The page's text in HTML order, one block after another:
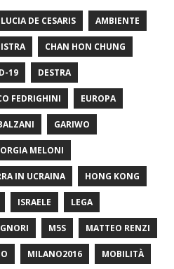
DE CESARIS AMBIENTE
CHAN HON CHUNG
19 DESTRA
FEDRIGHINI EUROPA
GARIWO
MELONI
IN UCRAINA HONG KONG
ISRAELE LEGA
M5S MATTEO RENZI
MILANO2016 MOBILITÀ